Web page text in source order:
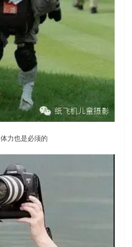
体力也是必须的